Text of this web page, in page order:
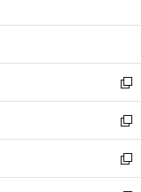
ウ
開
く
新
し
い
ウ
ィ
ン
新
し
い
ウ
新
し